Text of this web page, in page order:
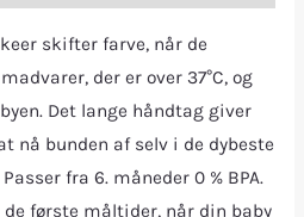
skifter farve, når de
der er over 37°C, og
Det lange håndtag giver
nå bunden af selv i de dybeste
fra 6. måneder 0 % BPA.
første måltider, når din baby